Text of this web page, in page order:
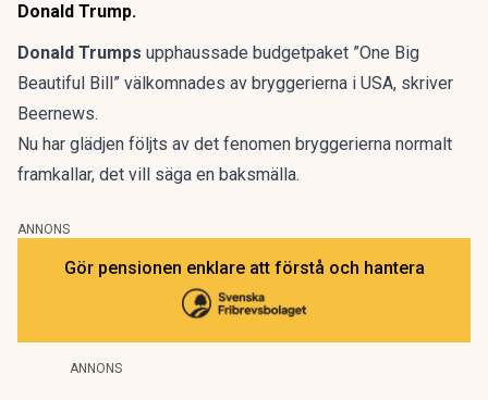
Donald Trump.
Donald Trumps upphaussade budgetpaket ”One Big
Beautiful Bill” välkomnades av bryggerierna i USA, skriver
Beernews.
Nu har glädjen följts av det fenomen bryggerierna normalt
framkallar, det vill säga en baksmälla.
ANNONS
Gör pensionen enklare att förstå och hantera
ANNONS